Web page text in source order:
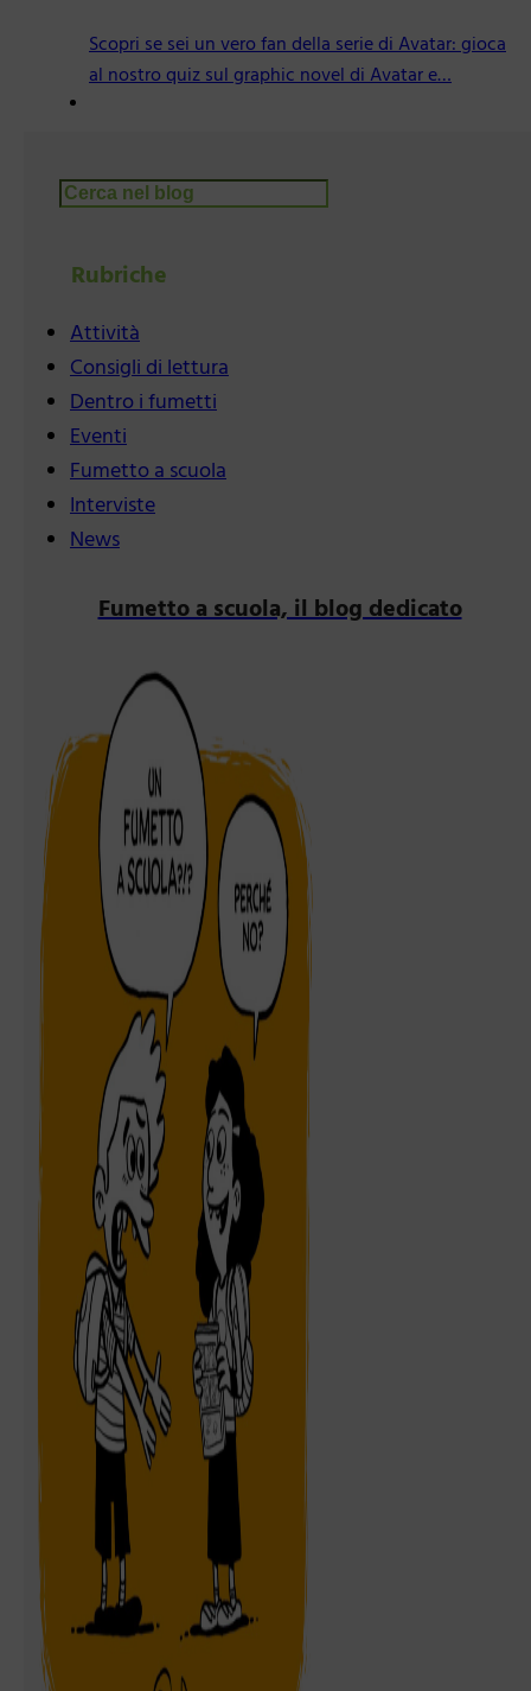
Scopri se sei un vero fan della serie di Avatar: gioca
al nostro quiz sul graphic novel di Avatar e…
Cerca
Rubriche
Attività
Consigli di lettura
Dentro i fumetti
Eventi
Fumetto a scuola
Interviste
News
Fumetto a scuola, il blog dedicato